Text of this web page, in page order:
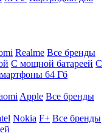
Realme Все бренды
С мощной батареей С
64 Гб
Apple Все бренды
Nokia F+ Все бренды